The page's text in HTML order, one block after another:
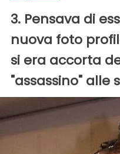
3. Pensava di
nuova foto
si era accorta
"assassino" alle